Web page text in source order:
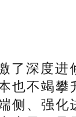
深度进
也不竭攀
侧、强化